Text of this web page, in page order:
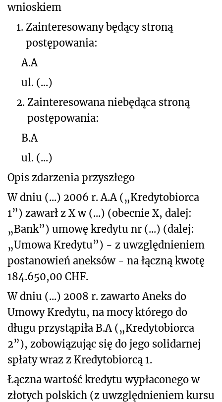
wnioskiem
1. Zainteresowany będący stroną
postępowania:
A.A
ul. (...)
2. Zainteresowana niebędąca stroną
postępowania:
B.A
ul. (...)
Opis zdarzenia przyszłego
W dniu (...) 2006 r. A.A („Kredytobiorca
1”) zawarł z X w (...) (obecnie X, dalej:
„Bank”) umowę kredytu nr (...) (dalej:
„Umowa Kredytu”) - z uwzględnieniem
postanowień aneksów - na łączną kwotę
184.650,00 CHF.
W dniu (...) 2008 r. zawarto Aneks do
Umowy Kredytu, na mocy którego do
długu przystąpiła B.A („Kredytobiorca
2”), zobowiązując się do jego solidarnej
spłaty wraz z Kredytobiorcą 1.
Łączna wartość kredytu wypłaconego w
złotych polskich (z uwzględnieniem kursu